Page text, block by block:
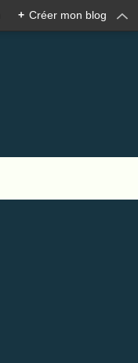
+ Créer mon blog